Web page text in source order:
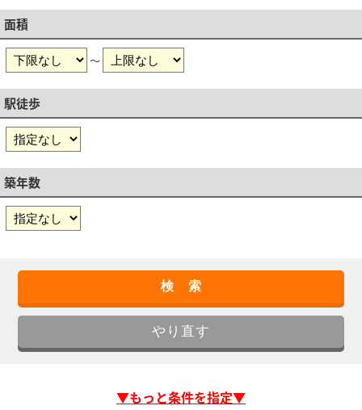
面積
～
駅徒歩
築年数
▼もっと条件を指定▼